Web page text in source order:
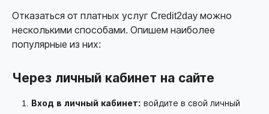
Отказаться от платных услуг Credit2day можно
несколькими способами. Опишем наиболее
популярные из них:
Через личный кабинет на сайте
Вход в личный кабинет: войдите в свой личный